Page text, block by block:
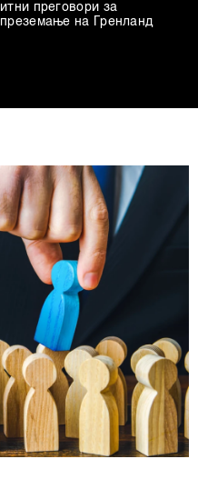
итни преговори за
преземање на Гренланд